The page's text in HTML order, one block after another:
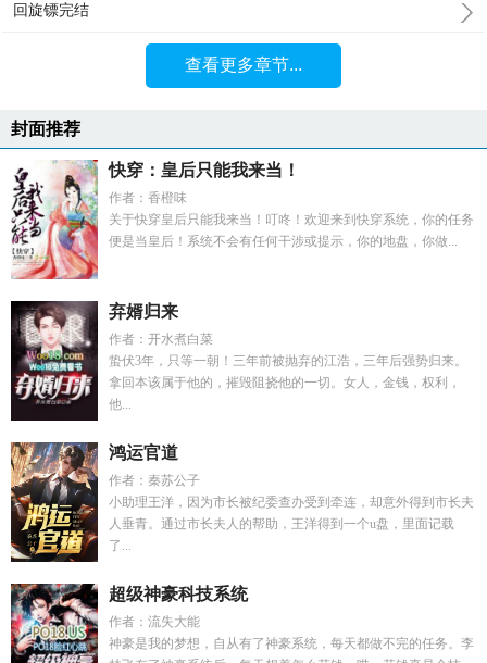
回旋镖完结
查看更多章节...
封面推荐
快穿：皇后只能我来当！
作者：香橙味
关于快穿皇后只能我来当！叮咚！欢迎来到快穿系统，你的任务
便是当皇后！系统不会有任何干涉或提示，你的地盘，你做...
弃婿归来
作者：开水煮白菜
蛰伏3年，只等一朝！三年前被抛弃的江浩，三年后强势归来。
拿回本该属于他的，摧毁阻挠他的一切。女人，金钱，权利，
他...
鸿运官道
作者：秦苏公子
小助理王洋，因为市长被纪委查办受到牵连，却意外得到市长夫
人垂青。通过市长夫人的帮助，王洋得到一个u盘，里面记载
了...
超级神豪科技系统
作者：流失大能
神豪是我的梦想，自从有了神豪系统，每天都做不完的任务。李